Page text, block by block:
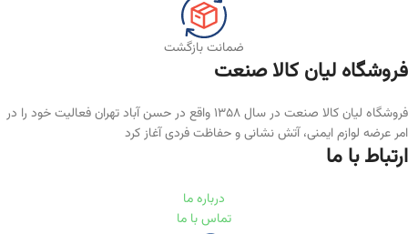
ضمانت بازگشت
فروشگاه لیان‌ کالا صنعت
فروشگاه لیان کالا صنعت در سال ۱۳۵۸ واقع در حسن آباد تهران فعالیت خود را در
امر عرضه لوازم ایمنی، آتش نشانی و حفاظت فردی آغاز کرد
ارتباط با ما
درباره ما
تماس با ما